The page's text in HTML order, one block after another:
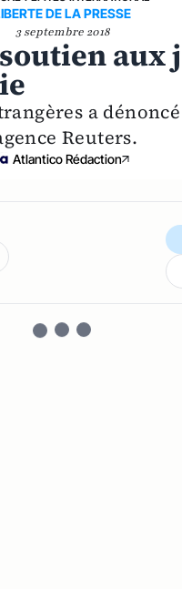
DE LA PRESSE
3 septembre 2018
a
Reuters.
Atlantico Rédaction